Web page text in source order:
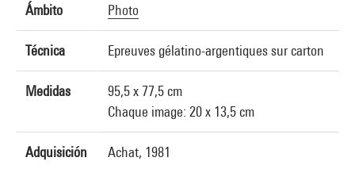
Ámbito Photo
Técnica Epreuves gélatino-argentiques sur carton
Medidas
95,5 x 77,5 cm
Chaque image: 20 x 13,5 cm
Adquisición Achat, 1981